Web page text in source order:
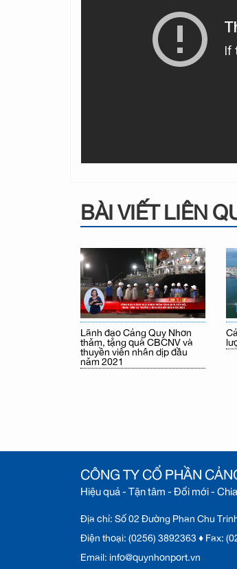
BÀI VIẾT LIÊN
Lãnh đạo Cảng Quy Nhơn
thăm, tặng quà CBCNV và
thuyền viên nhân dịp đầu
năm 2021
CÔNG TY CỔ PHẦN
Hiệu quả - Tận tâm - Đổi mới -
Địa chỉ: Số 02 Đường Phan Chu
Điện thoại: (0256) 3892363 ♦ Fax:
Email: info@quynhonport.vn